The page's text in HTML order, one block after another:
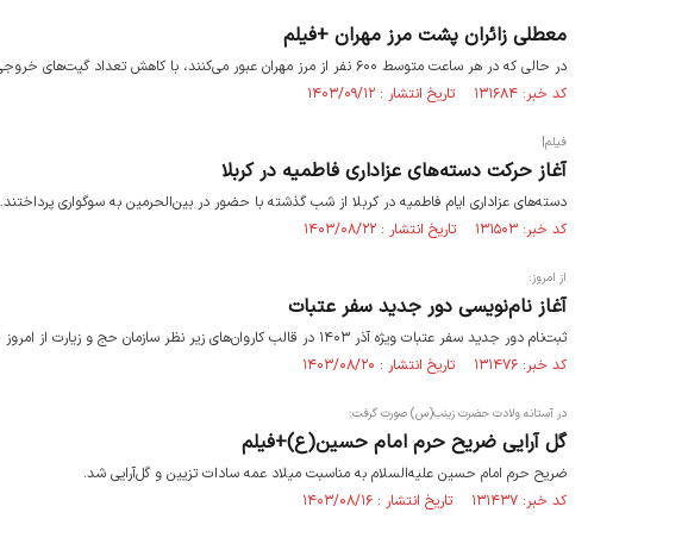
معطلی زائران پشت مرز مهران +فیلم
در حالی که در هر ساعت متوسط ۶۰۰ نفر از مرز مهران عبور می‌کنند، با کاهش تعداد گیت‌های خروجی، زائران مجبورند که ساعت‌ها پشت مرز بمانند.
کد خبر: ۱۳۱۶۸۴ تاریخ انتشار : ۱۴۰۳/۰۹/۱۲
فیلم|
آغاز حرکت دسته‌های عزاداری فاطمیه در کربلا
دسته‌های عزاداری ایام فاطمیه در کربلا از شب گذشته با حضور در بین‌الحرمین به سوگواری پرداختند.
کد خبر: ۱۳۱۵۰۳ تاریخ انتشار : ۱۴۰۳/۰۸/۲۲
از امروز:
آغاز نام‌نویسی دور جدید سفر عتبات
ثبت‌نام دور جدید سفر عتبات ویژه آذر ۱۴۰۳ در قالب کاروان‌های زیر نظر سازمان حج و زیارت از امروز ۲۰ آبان آغاز شد.
کد خبر: ۱۳۱۴۷۶ تاریخ انتشار : ۱۴۰۳/۰۸/۲۰
در آستانه ولادت حضرت زینب(س) صورت گرفت:
گل آرایی ضریح حرم امام حسین(ع)+فیلم
ضریح حرم امام حسین علیه‌السلام به مناسبت میلاد عمه سادات تزیین و گل‌آرایی شد.
کد خبر: ۱۳۱۴۳۷ تاریخ انتشار : ۱۴۰۳/۰۸/۱۶